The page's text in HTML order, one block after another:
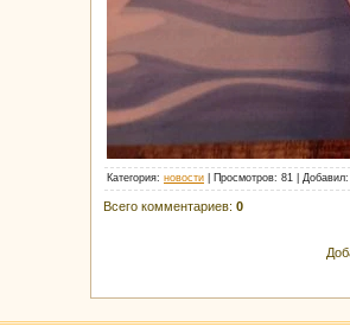
Категория: новости Просмотров: 81 | Добавил
Всего комментариев: 0